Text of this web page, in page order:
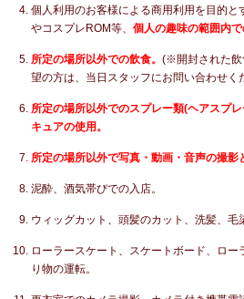
個人利用のお客様による商用利用を目的
やコスプレROM等、個人の趣味の範囲内
所定の場所以外での飲食。(※開封された飲
望の方は、当日スタッフにお問い合わせく
所定の場所以外でのスプレー類(ヘアスプ
キュアの使用。
所定の場所以外で写真・動画・音声の撮影
泥酔、酒気帯びでの入店。
ウィッグカット、頭髪のカット、洗髪、毛
ローラースケート、スケートボード、ロ
り物の運転。